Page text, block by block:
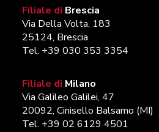
Filiale di Brescia
Via Della Volta, 183
25124, Brescia
Tel. +39 030 353 3354
Filiale di Milano
Via Galileo Galilei, 47
20092, Cinisello Balsamo (MI)
Tel. +39 02 6129 4501